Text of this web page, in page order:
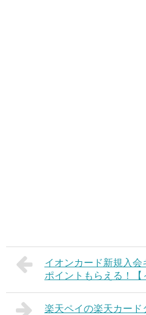
イオンカード新規入
ポイントもらえる！【
楽天ペイの楽天カード